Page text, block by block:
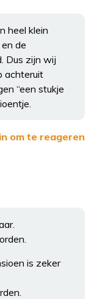
heel klein
de
Dus zijn wij
achteruit
“een stukje
om te reageren
is zeker